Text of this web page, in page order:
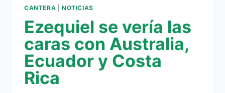
CANTERA NOTICIAS
Ezequiel se vería las
caras con Australia,
Ecuador y Costa
Rica